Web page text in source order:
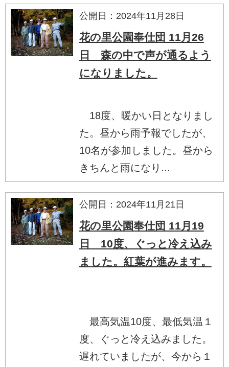
公開日：2024年11月28日
花の里公園奉仕団 11月26
日 森の中で声が通るよう
になりました。
18度、暖かい日となりまし
た。昼から雨予報でしたが、
10名が参加しました。昼から
きちんと雨になり...
公開日：2024年11月21日
花の里公園奉仕団 11月19
日 10度、ぐっと冷え込み
ました。紅葉が進みます。
最高気温10度、最低気温１
度、ぐっと冷え込みました。
遅れていましたが、今から１